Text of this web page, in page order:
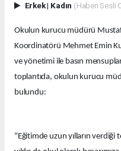
Erkek| Kadın (Haberi Sesli
Okulun kurucu müdürü
Koordinatörü Mehmet Emin
ve yönetimi ile basın
toplantıda, okulun kurucu
bulundu:
"Eğitimde uzun yılların verdiği